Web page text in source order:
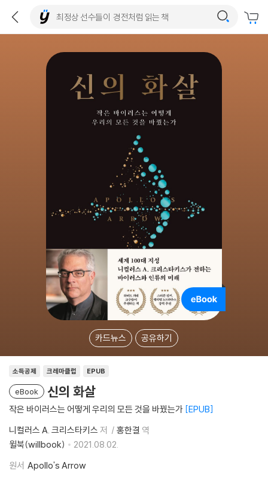
카드뉴스 공유하기
소득공제 크레마클럽 EPUB
eBook 신의 화살
작은 바이러스는 어떻게 우리의 모든 것을 바꿨는가 EPUB
니컬러스 A. 크리스타키스 저 홍한결 역
윌북(willbook)
2021.08.02.
원서 Apollo's Arrow